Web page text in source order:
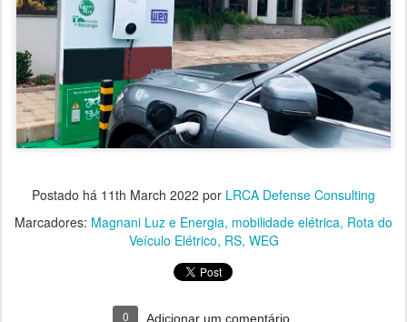
Postado há 11th March 2022 por LRCA Defense Consulting
Marcadores: Magnani Luz e Energia mobilidade elétrica Rota do
Veículo Elétrico RS WEG
0 Adicionar um comentário